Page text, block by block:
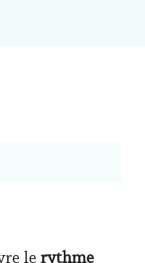
le rythme